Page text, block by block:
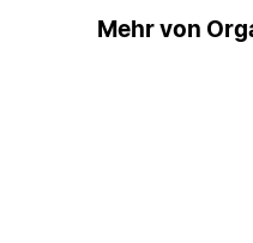
Mehr von